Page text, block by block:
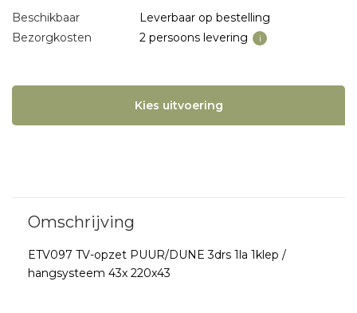
Beschikbaar
Leverbaar op bestelling
Bezorgkosten
2 persoons levering i
Kies uitvoering
ETV097 TV-opzet PUUR/DUNE 3drs 1la 1klep /
hangsysteem 43x 220x43